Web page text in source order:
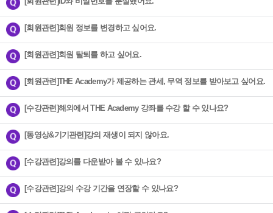
[회원관련]회원 정보를 변경하고 싶어요.
[회원관련]회원 탈퇴를 하고 싶어요.
[회원관련]THE Academy가 제공하는 관세, 무역 정보를 받아보고 싶어요.
[수강관련]해외에서 THE Academy 강좌를 수강 할 수 있나요?
[동영상&기기관련]강의 재생이 되지 않아요.
[수강관련]강의를 다운받아 볼 수 있나요?
[수강관련]강의 수강 기간을 연장할 수 있나요?